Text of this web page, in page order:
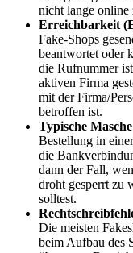
nicht lange online
Erreichbarkeit
Fake-Shops
beantwortet oder
die Rufnummer
aktiven Firma
mit der Firma/
betroffen ist.
Typische
Bestellung in
die
dann der Fall,
droht gesperrt zu
solltest.
Die meisten
beim Aufbau des